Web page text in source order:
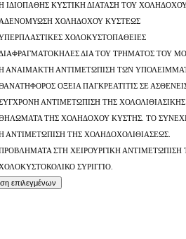
ΙΔΙΟΠΑΘΗΣ ΚΥΣΤΙΚΗ ΔΙΑΤΑΣΗ ΤΟΥ
ΑΔΕΝΟΜΥΩΣΗ ΧΟΛΗΔΟΧΟΥ ΚΥΣΤΕΩΣ
ΧΟΛΟΚΥΣΤΟΠΑΘΕΙΕΣ
ΔΙΑ ΤΟΥ ΤΡΗΜΑΤΟΣ ΤΟΥ
ΑΝΑΙΜΑΚΤΗ ΑΝΤΙΜΕΤΩΠΙΣΗ ΤΩΝ
ΟΞΕΙΑ ΠΑΓΚΡΕΑΤΙΤΙΣ ΣΕ
ΑΝΤΙΜΕΤΩΠΙΣΗ ΤΗΣ
ΤΗΣ ΧΟΛΗΔΟΧΟΥ ΚΥΣΤΗΣ. ΤΟ
ΑΝΤΙΜΕΤΩΠΙΣΗ ΤΗΣ ΧΟΛΗΔΟΧΟΛΙΘΙΑΣΕΩΣ.
ΣΤΗ ΧΕΙΡΟΥΡΓΙΚΗ
ΣΥΡΙΓΓΙΟ.